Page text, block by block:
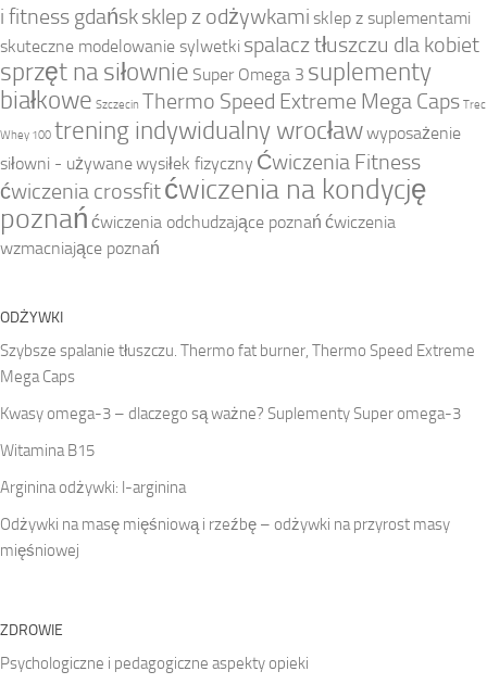
i fitness gdańsksklep z odżywkami sklep z suplementami
skuteczne modelowanie sylwetki spalacz tłuszczu dla kobiet
sprzęt na siłownie Super Omega 3 suplementy
białkowe Szczecin Thermo Speed Extreme Mega Caps Trec
Whey 100 trening indywidualny wrocławwyposażenie
siłowni - używanewysiłek fizyczny Ćwiczenia Fitness
ćwiczenia crossfitćwiczenia na kondycję
poznań ćwiczenia odchudzające poznań ćwiczenia
wzmacniające poznań
ODŻYWKI
Szybsze spalanie tłuszczu. Thermo fat burner, Thermo Speed Extreme
Mega Caps
Kwasy omega-3 – dlaczego są ważne? Suplementy Super omega-3
Witamina B15
Arginina odżywki: l-arginina
Odżywki na masę mięśniową i rzeźbę – odżywki na przyrost masy
mięśniowej
ZDROWIE
Psychologiczne i pedagogiczne aspekty opieki